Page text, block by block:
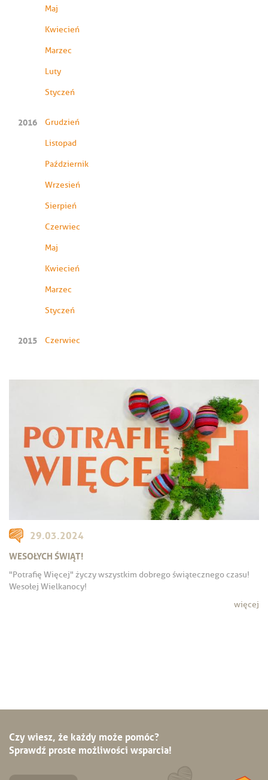
Maj
Kwiecień
Marzec
Luty
Styczeń
2016 Grudzień
Listopad
Październik
Wrzesień
Sierpień
Czerwiec
Maj
Kwiecień
Marzec
Styczeń
2015 Czerwiec
29.03.2024
WESOŁYCH ŚWIĄT!
"Potrafię Więcej" życzy wszystkim dobrego świątecznego czasu!
Wesołej Wielkanocy!
więcej
Czy wiesz, że każdy może pomóc?
Sprawdź proste możliwości wsparcia!